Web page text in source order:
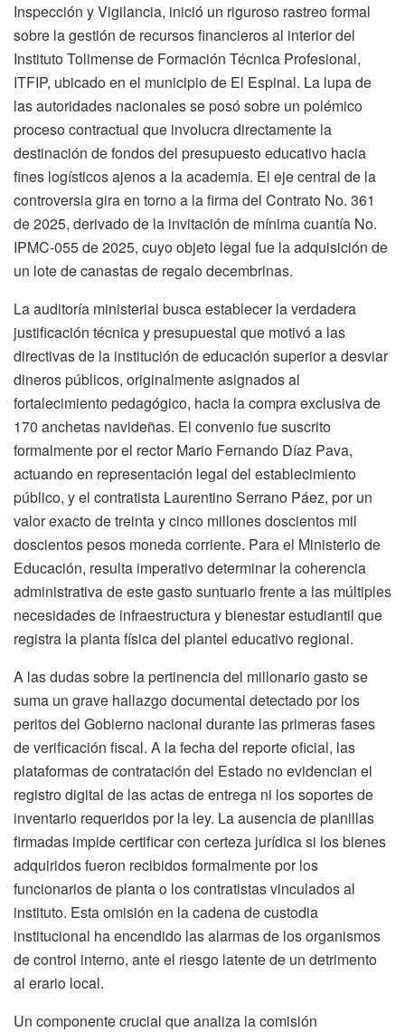
Inspección y Vigilancia, inició un riguroso rastreo formal
sobre la gestión de recursos financieros al interior del
Instituto Tolimense de Formación Técnica Profesional,
ITFIP, ubicado en el municipio de El Espinal. La lupa de
las autoridades nacionales se posó sobre un polémico
proceso contractual que involucra directamente la
destinación de fondos del presupuesto educativo hacia
fines logísticos ajenos a la academia. El eje central de la
controversia gira en torno a la firma del Contrato No. 361
de 2025, derivado de la invitación de mínima cuantía No.
IPMC-055 de 2025, cuyo objeto legal fue la adquisición de
un lote de canastas de regalo decembrinas.
La auditoría ministerial busca establecer la verdadera
justificación técnica y presupuestal que motivó a las
directivas de la institución de educación superior a desviar
dineros públicos, originalmente asignados al
fortalecimiento pedagógico, hacia la compra exclusiva de
170 anchetas navideñas. El convenio fue suscrito
formalmente por el rector Mario Fernando Díaz Pava,
actuando en representación legal del establecimiento
público, y el contratista Laurentino Serrano Páez, por un
valor exacto de treinta y cinco millones doscientos mil
doscientos pesos moneda corriente. Para el Ministerio de
Educación, resulta imperativo determinar la coherencia
administrativa de este gasto suntuario frente a las múltiples
necesidades de infraestructura y bienestar estudiantil que
registra la planta física del plantel educativo regional.
A las dudas sobre la pertinencia del millonario gasto se
suma un grave hallazgo documental detectado por los
peritos del Gobierno nacional durante las primeras fases
de verificación fiscal. A la fecha del reporte oficial, las
plataformas de contratación del Estado no evidencian el
registro digital de las actas de entrega ni los soportes de
inventario requeridos por la ley. La ausencia de planillas
firmadas impide certificar con certeza jurídica si los bienes
adquiridos fueron recibidos formalmente por los
funcionarios de planta o los contratistas vinculados al
instituto. Esta omisión en la cadena de custodia
institucional ha encendido las alarmas de los organismos
de control interno, ante el riesgo latente de un detrimento
al erario local.
Un componente crucial que analiza la comisión